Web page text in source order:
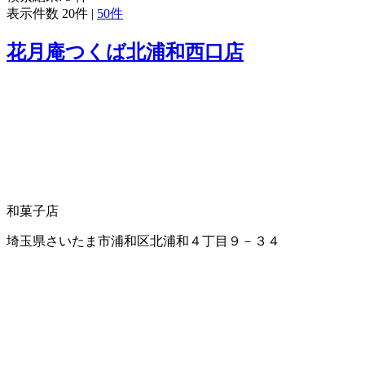
表示件数 20件 | 50件
花月庵つくば北浦和西口店
和菓子店
埼玉県さいたま市浦和区北浦和４丁目９－３４